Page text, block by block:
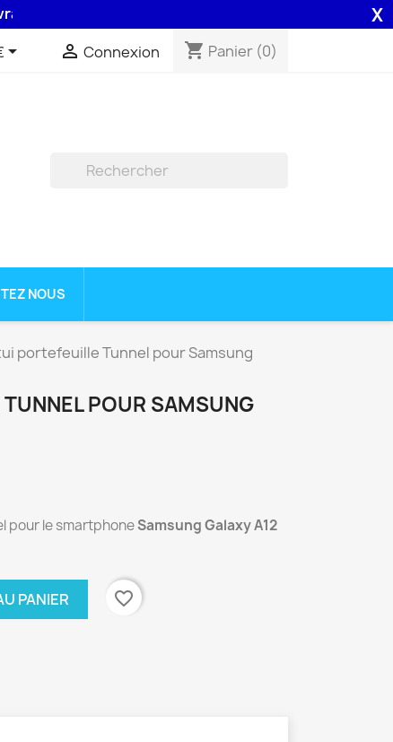
assurée par la Poste . X
  Connexion shopping_cart Panier (0)
NOUS
portefeuille Tunnel pour Samsung
POUR SAMSUNG
pour le smartphoneSamsung Galaxy A12
PANIER favorite_border